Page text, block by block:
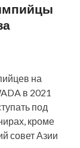
на
в 2021
под
кроме
совет Азии